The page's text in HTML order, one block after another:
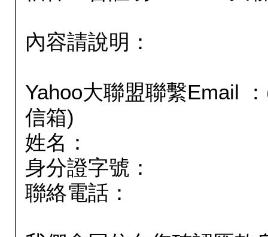
內容請說明：
Yahoo大聯盟聯繫Email
信箱)
姓名：
身分證字號：
聯絡電話：